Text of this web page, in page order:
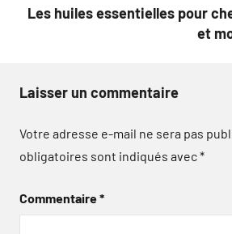
Les huiles essentielles pour
et
Laisser un commentaire
Votre adresse e-mail ne sera pas
obligatoires sont indiqués avec*
Commentaire*